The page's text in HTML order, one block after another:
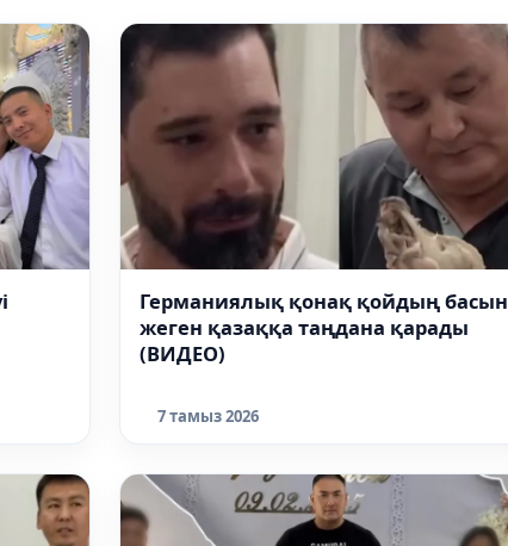
Германиялық қонақ қойдың басын
жеген қазаққа таңдана қарады
(ВИДЕО)
7 тамыз 2026